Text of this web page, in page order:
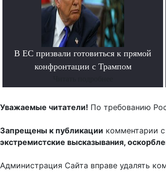
В ЕС призвали готовиться к прямой
конфронтации с Трампом
Уважаемые читатели! По требованию
Запрещены к публикации комментарии с
экстремистские высказывания,
Администрация Сайта вправе удалять